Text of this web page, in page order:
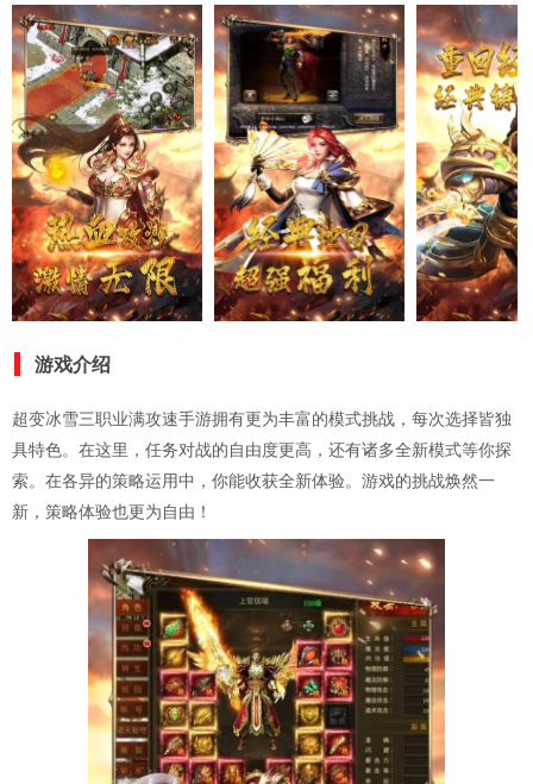
游戏介绍
超变冰雪三职业满攻速手游拥有更为丰富的模式挑战，每次选择皆独
具特色。在这里，任务对战的自由度更高，还有诸多全新模式等你探
索。在各异的策略运用中，你能收获全新体验。游戏的挑战焕然一
新，策略体验也更为自由！